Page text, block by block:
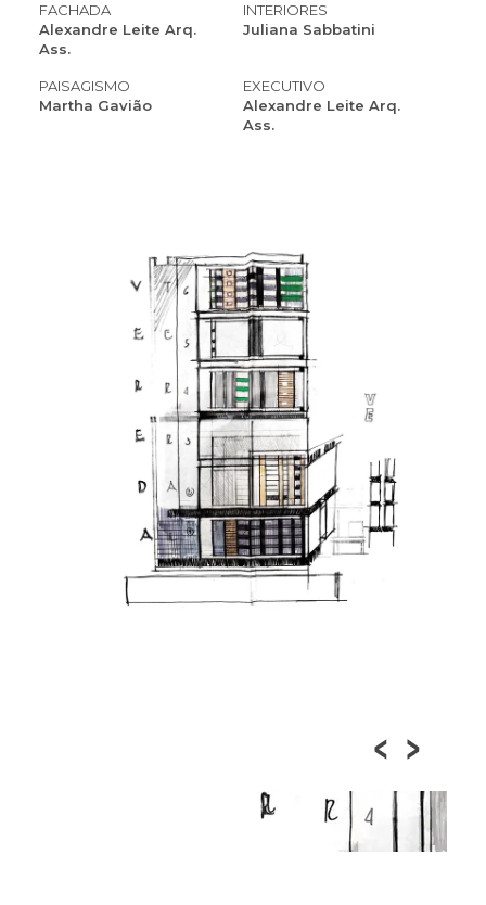
FACHADA
Alexandre Leite Arq.
Ass.
INTERIORES
Juliana Sabbatini
PAISAGISMO
Martha Gavião
EXECUTIVO
Alexandre Leite Arq.
Ass.